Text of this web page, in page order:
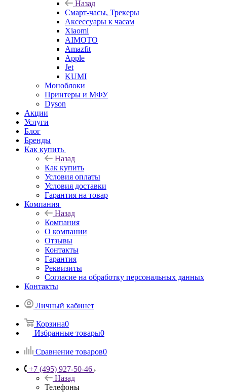
Назад
Смарт-часы, Трекеры
Аксессуары к часам
Xiaomi
AIMOTO
Amazfit
Apple
Jet
KUMI
Моноблоки
Принтеры и МФУ
Dyson
Акции
Услуги
Блог
Бренды
Как купить
Назад
Как купить
Условия оплаты
Условия доставки
Гарантия на товар
Компания
Назад
Компания
О компании
Отзывы
Контакты
Гарантия
Реквизиты
Согласие на обработку персональных данных
Контакты
Личный кабинет
Корзина0
Избранные товары0
Сравнение товаров0
+7 (495) 927-50-46
Назад
Телефоны